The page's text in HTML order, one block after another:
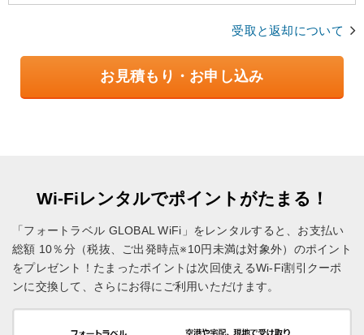
受取と返却について
お見積もり・お申し込み
Wi-Fiレンタルでポイントがたまる！
「フォートラベル GLOBAL WiFi」をレンタルすると、お支払い
総額 10％分（税抜、ご出発時点※10円未満は対象外）のポイント
をプレゼント！ たまったポイントは次回使えるWi-Fi割引クーポ
ンに交換して、さらにお得にご利用いただけます。